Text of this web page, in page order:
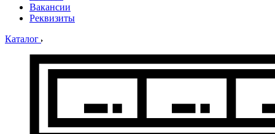
Вакансии
Реквизиты
Каталог